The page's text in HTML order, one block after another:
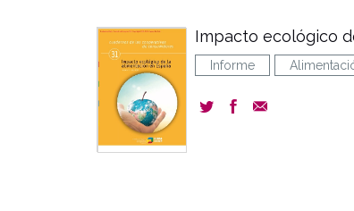
Impacto ecológico
Informe